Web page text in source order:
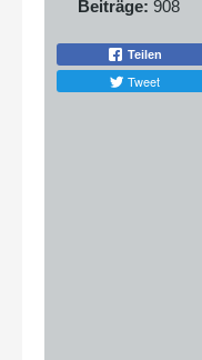
Beiträge: 908
Teilen
Tweet